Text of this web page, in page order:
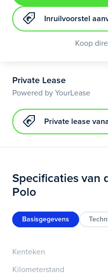
Inruilvoorstel
Koop
Private Lease
Powered by YourLease
Private lease
Specificaties van
Polo
Basisgegevens
Kenteken
Kilometerstand